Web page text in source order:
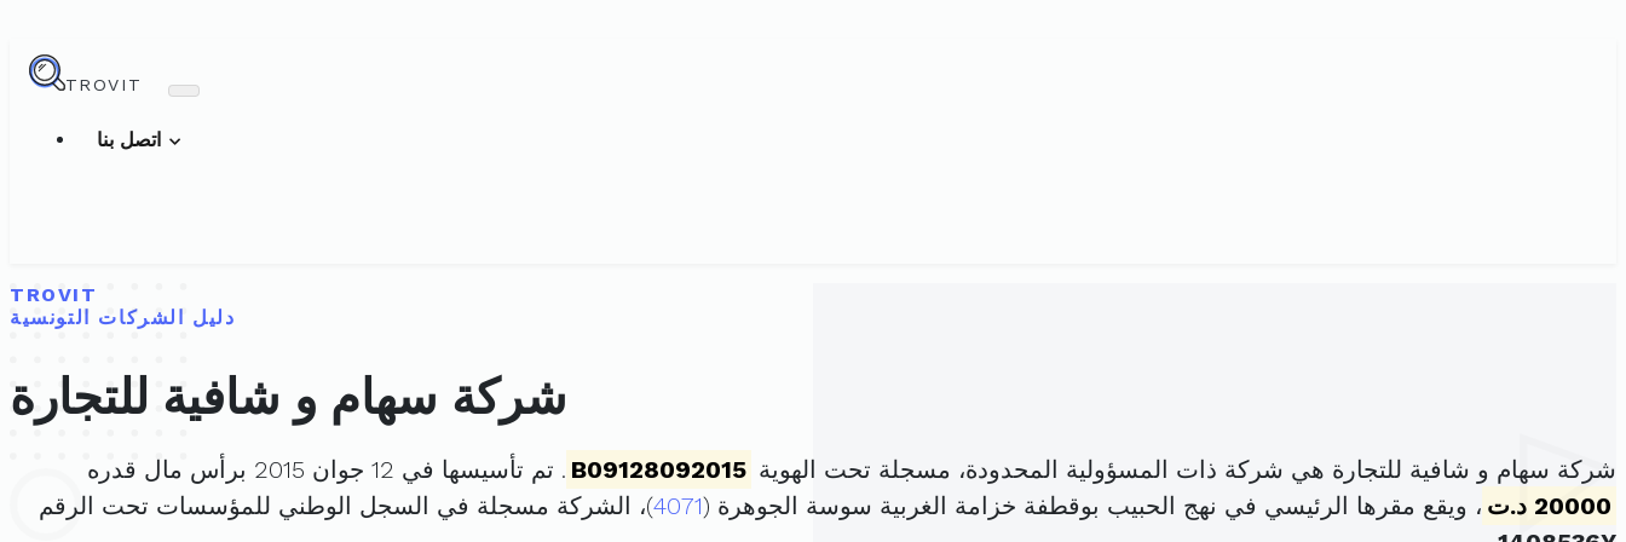
TROVIT
TROVIT
دليل الشركات التونسية
شركة سهام و شافية للتجارة
شركة سهام و شافية للتجارة هي شركة ذات المسؤولية المحدودة، مسجلة تحت الهوية B09128092015 . تم تأسيسها في 12 جوان 2015 برأس مال قدره
20000 د.ت
، ويقع مقرها الرئيسي في نهج الحبيب بوقطفة خزامة الغربية سوسة الجوهرة (4071)، الشركة مسجلة في السجل الوطني للمؤسسات تحت الرقم